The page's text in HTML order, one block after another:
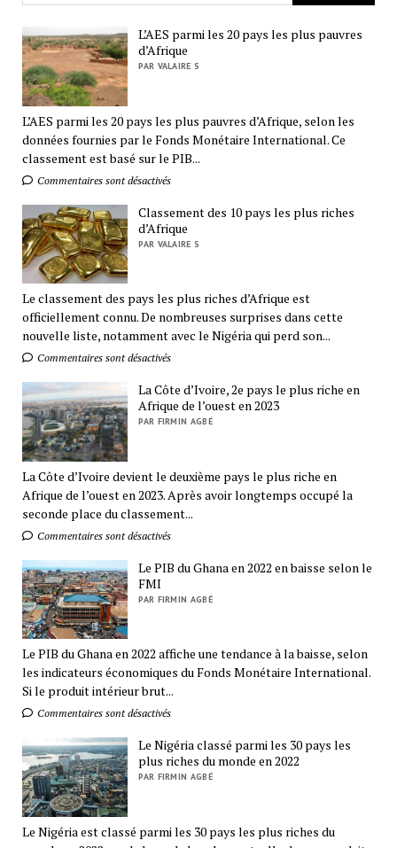
L’AES parmi les 20 pays les plus pauvres
d’Afrique
PAR VALAIRE S
L’AES parmi les 20 pays les plus pauvres d’Afrique, selon les
données fournies par le Fonds Monétaire International. Ce
classement est basé sur le PIB...
Commentaires sont désactivés
Classement des 10 pays les plus riches
d’Afrique
PAR VALAIRE S
Le classement des pays les plus riches d’Afrique est
officiellement connu. De nombreuses surprises dans cette
nouvelle liste, notamment avec le Nigéria qui perd son...
Commentaires sont désactivés
La Côte d’Ivoire, 2e pays le plus riche en
Afrique de l’ouest en 2023
PAR FIRMIN AGBÉ
La Côte d’Ivoire devient le deuxième pays le plus riche en
Afrique de l’ouest en 2023. Après avoir longtemps occupé la
seconde place du classement...
Commentaires sont désactivés
Le PIB du Ghana en 2022 en baisse selon le
FMI
PAR FIRMIN AGBÉ
Le PIB du Ghana en 2022 affiche une tendance à la baisse, selon
les indicateurs économiques du Fonds Monétaire International.
Si le produit intérieur brut...
Commentaires sont désactivés
Le Nigéria classé parmi les 30 pays les
plus riches du monde en 2022
PAR FIRMIN AGBÉ
Le Nigéria est classé parmi les 30 pays les plus riches du